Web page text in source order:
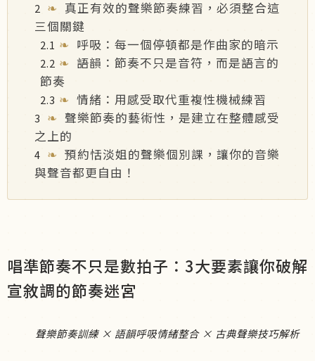
真正有效的聲樂節奏練習，必須整合這
三個關鍵
呼吸：每一個停頓都是作曲家的暗示
語韻：節奏不只是音符，而是語言的
節奏
情緒：用感受取代重複性機械練習
聲樂節奏的藝術性，是建立在整體感受
之上的
預約恬淡姐的聲樂個別課，讓你的音樂
與聲音都更自由！
唱準節奏不只是數拍子：3大要素讓你破解
宣敘調的節奏迷宮
聲樂節奏訓練 × 語韻呼吸情緒整合 × 古典聲樂技巧解析